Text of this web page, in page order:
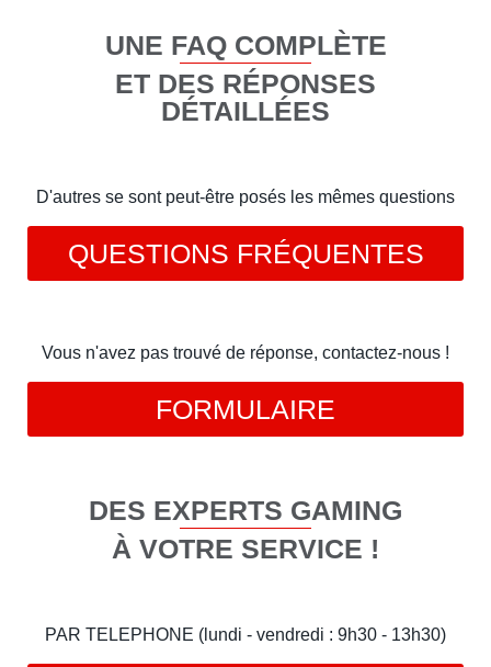
UNE FAQ COMPLÈTE
ET DES RÉPONSES
DÉTAILLÉES
D'autres se sont peut-être posés les mêmes questions
QUESTIONS FRÉQUENTES
Vous n'avez pas trouvé de réponse, contactez-nous !
FORMULAIRE
DES EXPERTS GAMING
À VOTRE SERVICE !
PAR TELEPHONE (lundi - vendredi : 9h30 - 13h30)